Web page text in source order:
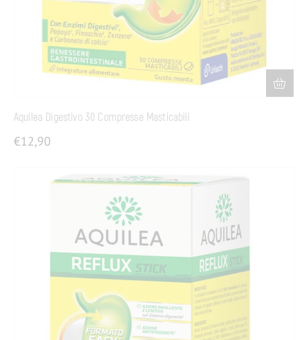
Aquilea Digestivo 30 Compresse Masticabili
€12,90